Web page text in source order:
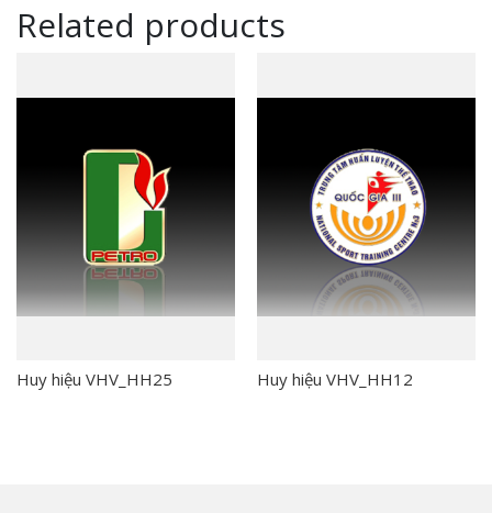
Related products
Huy hiệu VHV_HH25 Huy hiệu VHV_HH12